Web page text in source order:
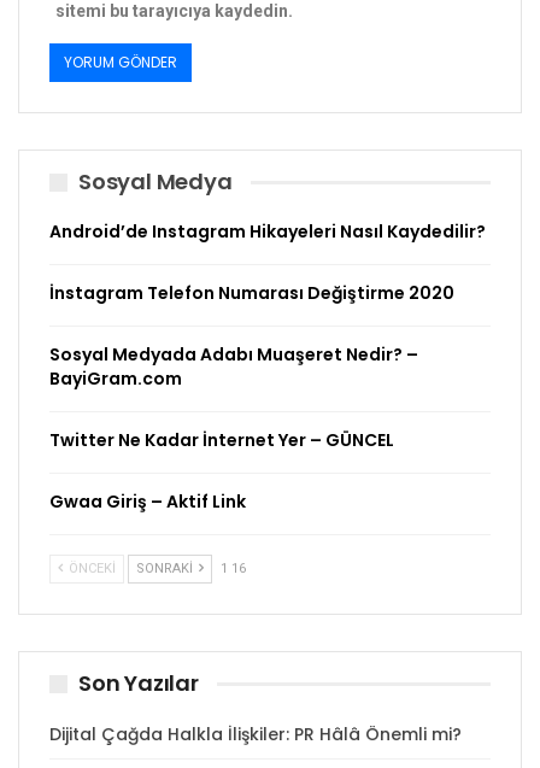
sitemi bu tarayıcıya kaydedin.
Sosyal Medya
Android’de Instagram Hikayeleri Nasıl Kaydedilir?
İnstagram Telefon Numarası Değiştirme 2020
Sosyal Medyada Adabı Muaşeret Nedir? –
BayiGram.com
Twitter Ne Kadar İnternet Yer – GÜNCEL
Gwaa Giriş – Aktif Link
ÖNCEKI SONRAKI 1 16
Son Yazılar
Dijital Çağda Halkla İlişkiler: PR Hâlâ Önemli mi?